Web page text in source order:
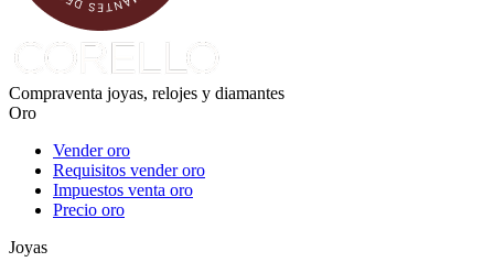
Compraventa joyas, relojes y diamantes
Oro
Vender oro
Requisitos vender oro
Impuestos venta oro
Precio oro
Joyas